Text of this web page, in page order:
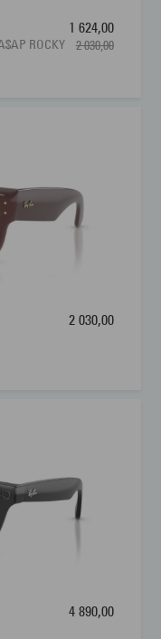
ROCKY
1 624,00
2 030,00
2 030,00
4 890,00